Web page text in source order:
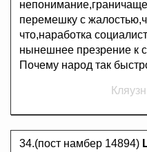
перемешку с
что,наработка
нынешнее презрение к
Почему народ так
34.(пост намбер 14894)